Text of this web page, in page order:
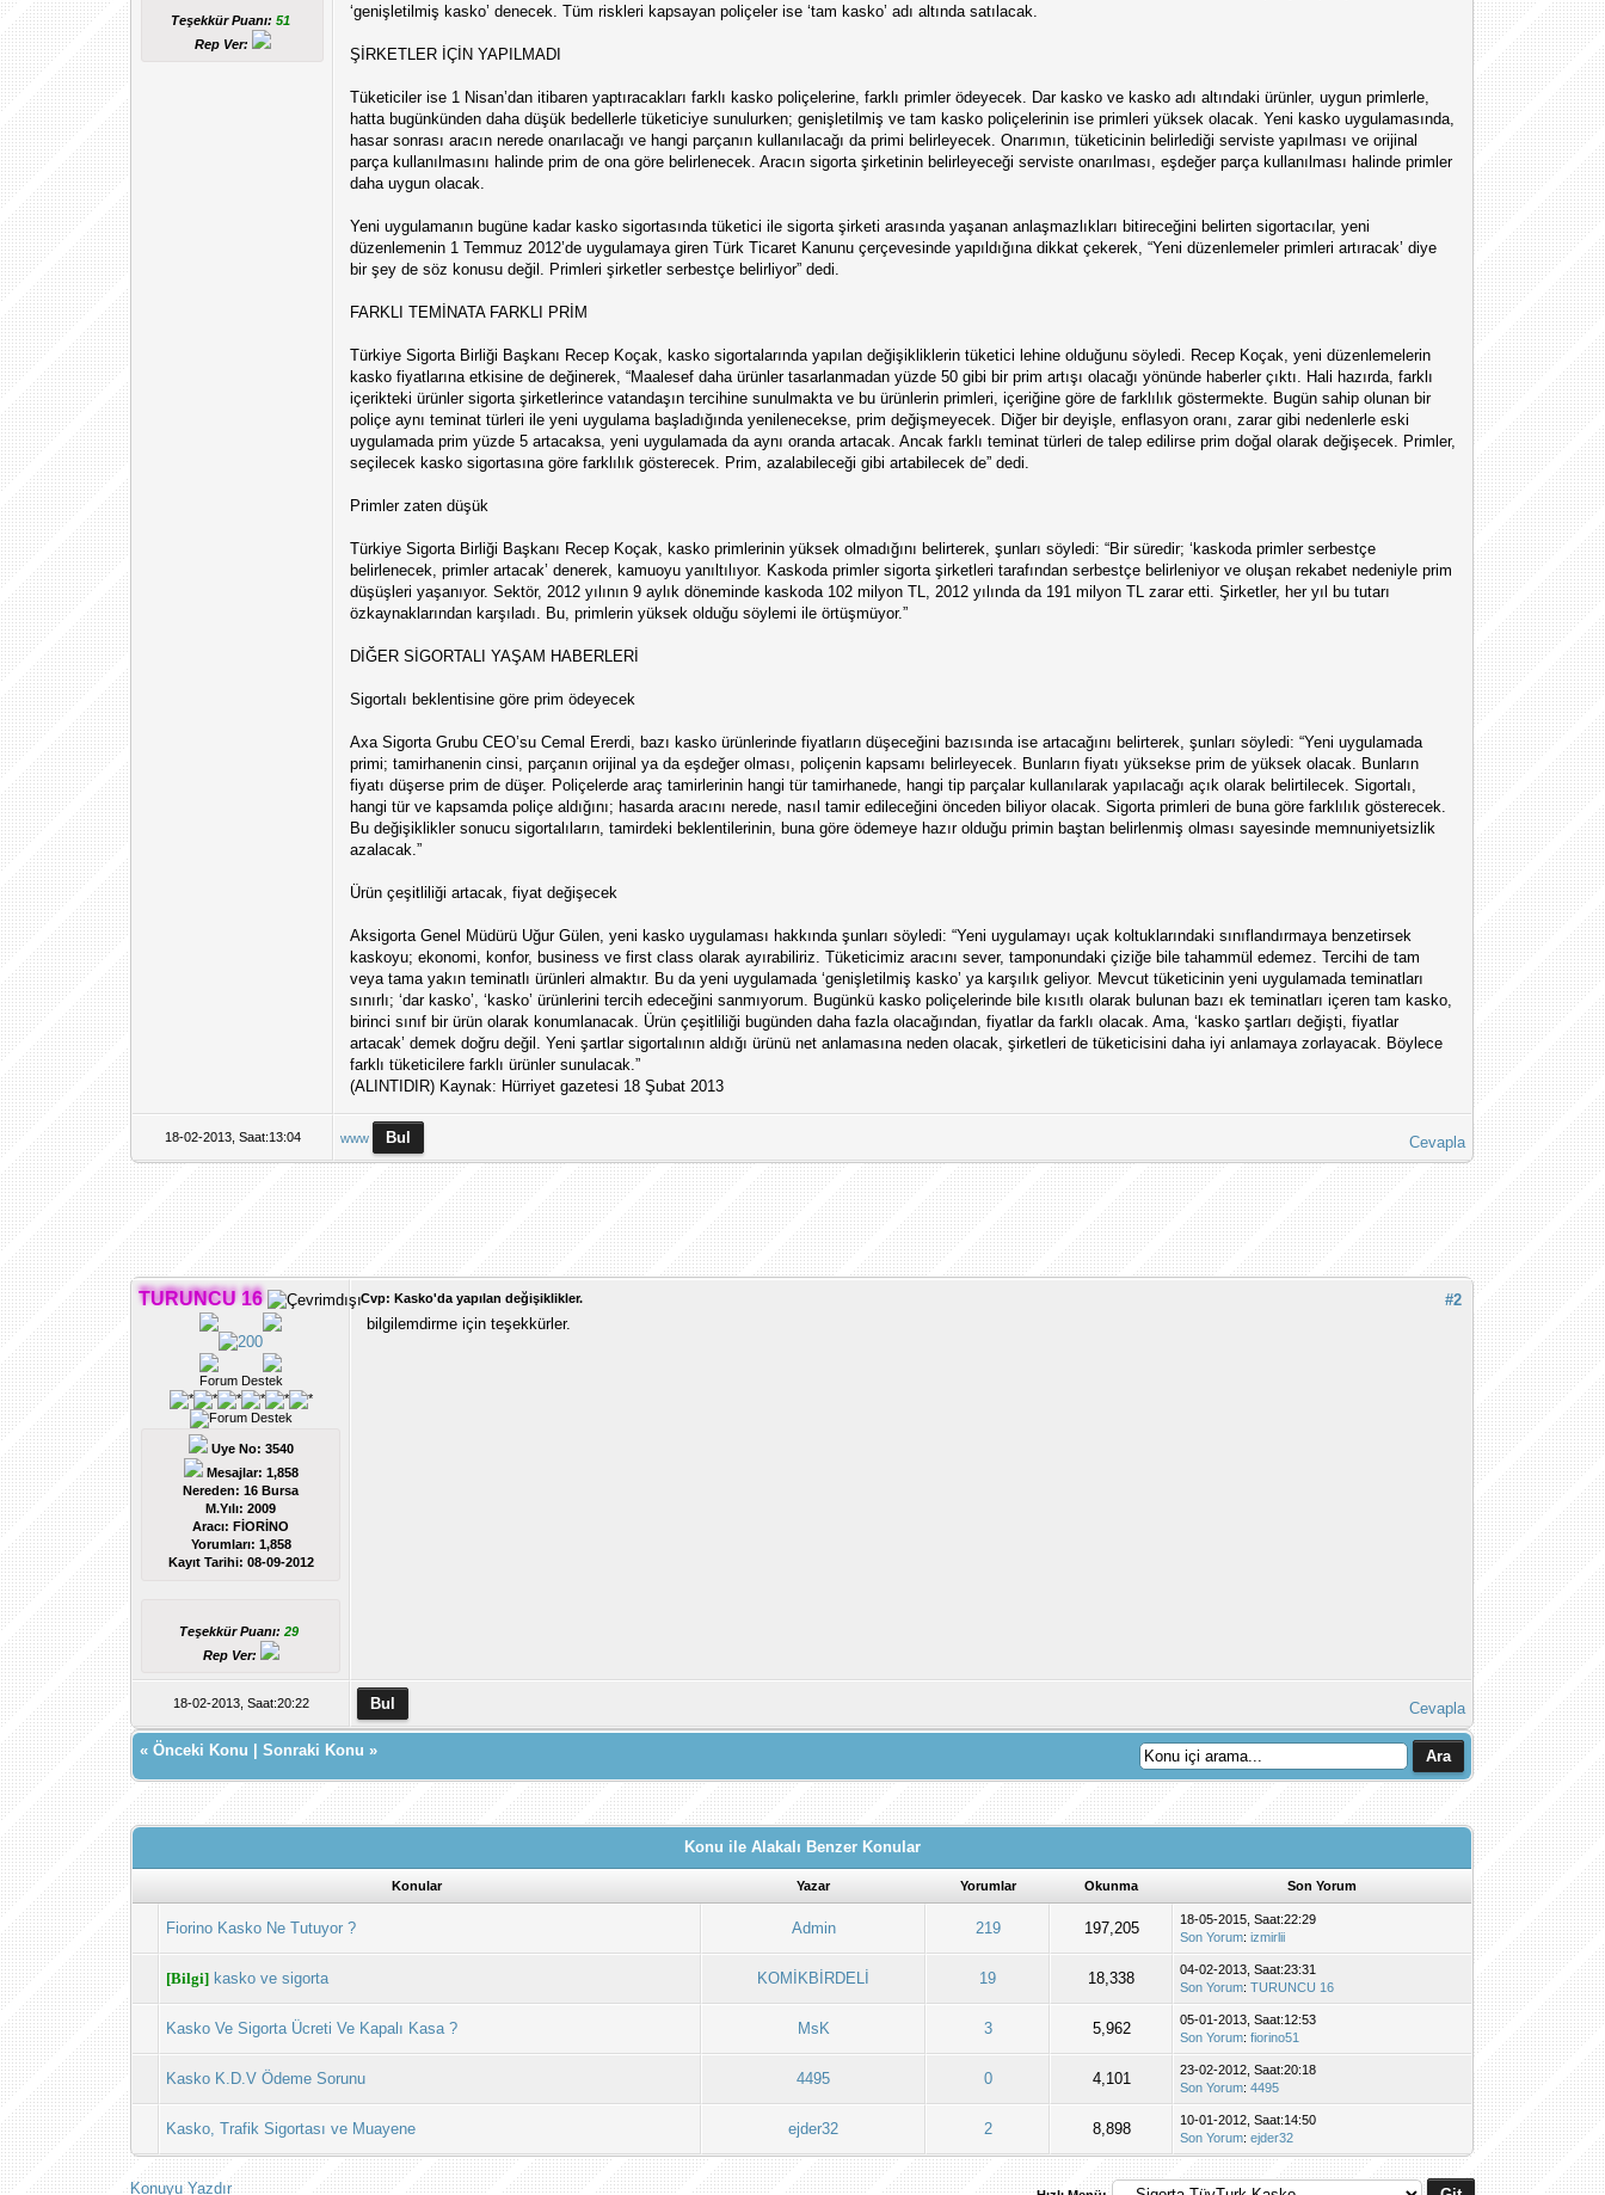
Teşekkür Puanı:51
Rep Ver:
‘genişletilmiş kasko’ denecek. Tüm riskleri kapsayan poliçeler ise ‘tam kasko’ adı altında satılacak.
ŞİRKETLER İÇİN YAPILMADI
Tüketiciler ise 1 Nisan’dan itibaren yaptıracakları farklı kasko poliçelerine, farklı primler ödeyecek. Dar kasko ve kasko adı altındaki ürünler, uygun primlerle,
hatta bugünkünden daha düşük bedellerle tüketiciye sunulurken; genişletilmiş ve tam kasko poliçelerinin ise primleri yüksek olacak. Yeni kasko uygulamasında,
hasar sonrası aracın nerede onarılacağı ve hangi parçanın kullanılacağı da primi belirleyecek. Onarımın, tüketicinin belirlediği serviste yapılması ve orijinal
parça kullanılmasını halinde prim de ona göre belirlenecek. Aracın sigorta şirketinin belirleyeceği serviste onarılması, eşdeğer parça kullanılması halinde primler
daha uygun olacak.
Yeni uygulamanın bugüne kadar kasko sigortasında tüketici ile sigorta şirketi arasında yaşanan anlaşmazlıkları bitireceğini belirten sigortacılar, yeni
düzenlemenin 1 Temmuz 2012’de uygulamaya giren Türk Ticaret Kanunu çerçevesinde yapıldığına dikkat çekerek, “Yeni düzenlemeler primleri artıracak’ diye
bir şey de söz konusu değil. Primleri şirketler serbestçe belirliyor” dedi.
FARKLI TEMİNATA FARKLI PRİM
Türkiye Sigorta Birliği Başkanı Recep Koçak, kasko sigortalarında yapılan değişikliklerin tüketici lehine olduğunu söyledi. Recep Koçak, yeni düzenlemelerin
kasko fiyatlarına etkisine de değinerek, “Maalesef daha ürünler tasarlanmadan yüzde 50 gibi bir prim artışı olacağı yönünde haberler çıktı. Hali hazırda, farklı
içerikteki ürünler sigorta şirketlerince vatandaşın tercihine sunulmakta ve bu ürünlerin primleri, içeriğine göre de farklılık göstermekte. Bugün sahip olunan bir
poliçe aynı teminat türleri ile yeni uygulama başladığında yenilenecekse, prim değişmeyecek. Diğer bir deyişle, enflasyon oranı, zarar gibi nedenlerle eski
uygulamada prim yüzde 5 artacaksa, yeni uygulamada da aynı oranda artacak. Ancak farklı teminat türleri de talep edilirse prim doğal olarak değişecek. Primler,
seçilecek kasko sigortasına göre farklılık gösterecek. Prim, azalabileceği gibi artabilecek de” dedi.
Primler zaten düşük
Türkiye Sigorta Birliği Başkanı Recep Koçak, kasko primlerinin yüksek olmadığını belirterek, şunları söyledi: “Bir süredir; ‘kaskoda primler serbestçe
belirlenecek, primler artacak’ denerek, kamuoyu yanıltılıyor. Kaskoda primler sigorta şirketleri tarafından serbestçe belirleniyor ve oluşan rekabet nedeniyle prim
düşüşleri yaşanıyor. Sektör, 2012 yılının 9 aylık döneminde kaskoda 102 milyon TL, 2012 yılında da 191 milyon TL zarar etti. Şirketler, her yıl bu tutarı
özkaynaklarından karşıladı. Bu, primlerin yüksek olduğu söylemi ile örtüşmüyor.”
DİĞER SİGORTALI YAŞAM HABERLERİ
Sigortalı beklentisine göre prim ödeyecek
Axa Sigorta Grubu CEO’su Cemal Ererdi, bazı kasko ürünlerinde fiyatların düşeceğini bazısında ise artacağını belirterek, şunları söyledi: “Yeni uygulamada
primi; tamirhanenin cinsi, parçanın orijinal ya da eşdeğer olması, poliçenin kapsamı belirleyecek. Bunların fiyatı yüksekse prim de yüksek olacak. Bunların
fiyatı düşerse prim de düşer. Poliçelerde araç tamirlerinin hangi tür tamirhanede, hangi tip parçalar kullanılarak yapılacağı açık olarak belirtilecek. Sigortalı,
hangi tür ve kapsamda poliçe aldığını; hasarda aracını nerede, nasıl tamir edileceğini önceden biliyor olacak. Sigorta primleri de buna göre farklılık gösterecek.
Bu değişiklikler sonucu sigortalıların, tamirdeki beklentilerinin, buna göre ödemeye hazır olduğu primin baştan belirlenmiş olması sayesinde memnuniyetsizlik
azalacak.”
Ürün çeşitliliği artacak, fiyat değişecek
Aksigorta Genel Müdürü Uğur Gülen, yeni kasko uygulaması hakkında şunları söyledi: “Yeni uygulamayı uçak koltuklarındaki sınıflandırmaya benzetirsek
kaskoyu; ekonomi, konfor, business ve first class olarak ayırabiliriz. Tüketicimiz aracını sever, tamponundaki çiziğe bile tahammül edemez. Tercihi de tam
veya tama yakın teminatlı ürünleri almaktır. Bu da yeni uygulamada ‘genişletilmiş kasko’ ya karşılık geliyor. Mevcut tüketicinin yeni uygulamada teminatları
sınırlı; ‘dar kasko’, ‘kasko’ ürünlerini tercih edeceğini sanmıyorum. Bugünkü kasko poliçelerinde bile kısıtlı olarak bulunan bazı ek teminatları içeren tam kasko,
birinci sınıf bir ürün olarak konumlanacak. Ürün çeşitliliği bugünden daha fazla olacağından, fiyatlar da farklı olacak. Ama, ‘kasko şartları değişti, fiyatlar
artacak’ demek doğru değil. Yeni şartlar sigortalının aldığı ürünü net anlamasına neden olacak, şirketleri de tüketicisini daha iyi anlamaya zorlayacak. Böylece
farklı tüketicilere farklı ürünler sunulacak.”
(ALINTIDIR) Kaynak: Hürriyet gazetesi 18 Şubat 2013
18-02-2013, Saat:13:04 www Cevapla
TURUNCU 16
Forum Destek
Uye No: 3540
Mesajlar: 1,858
Nereden: 16 Bursa
M.Yılı: 2009
Aracı: FİORİNO
Yorumları: 1,858
Kayıt Tarihi: 08-09-2012
Teşekkür Puanı:29
Rep Ver:
#2
Cvp: Kasko'da yapılan değişiklikler.
bilgilemdirme için teşekkürler.
18-02-2013, Saat:20:22 Cevapla
«Önceki Konu |Sonraki Konu »
Konu ile Alakalı Benzer Konular
Konular Yazar Yorumlar Okunma Son Yorum
Fiorino Kasko Ne Tutuyor ? Admin 219 197,205
18-05-2015, Saat:22:29
Son Yorum:izmirlii
[Bilgi] kasko ve sigorta KOMİKBİRDELİ 19 18,338
04-02-2013, Saat:23:31
Son Yorum:TURUNCU 16
Kasko Ve Sigorta Ücreti Ve Kapalı Kasa ? MsK 3 5,962
05-01-2013, Saat:12:53
Son Yorum:fiorino51
Kasko K.D.V Ödeme Sorunu 4495 0 4,101
23-02-2012, Saat:20:18
Son Yorum:4495
Kasko, Trafik Sigortası ve Muayene ejder32 2 8,898
10-01-2012, Saat:14:50
Son Yorum:ejder32
Konuyu Yazdır